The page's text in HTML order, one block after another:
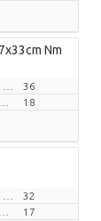
Nm
36
18
32
17